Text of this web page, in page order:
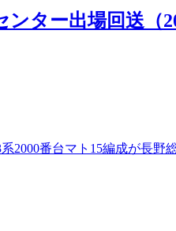
ター出場回送（
2000番台マト15編成が長